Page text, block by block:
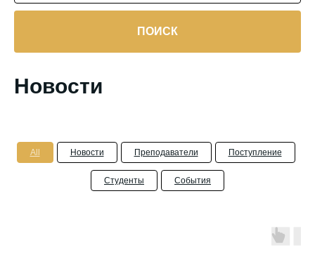
ПОИСК
Новости
All Новости Преподаватели Поступление
Студенты События